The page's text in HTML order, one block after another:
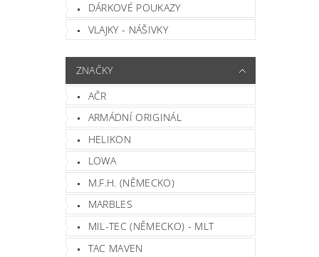
DÁRKOVÉ POUKAZY
VLAJKY - NÁŠIVKY
ZNAČKY
AČR
ARMÁDNÍ ORIGINÁL
HELIKON
LOWA
M.F.H. (NĚMECKO)
MARBLES
MIL-TEC (NĚMECKO) - MLT
TAC MAVEN